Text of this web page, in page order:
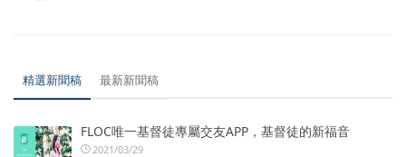
精選新聞稿 最新新聞稿
FLOC唯一基督徒專屬交友APP，基督徒的新福音
2021/03/29